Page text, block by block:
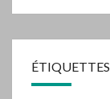
ÉTIQUETTES